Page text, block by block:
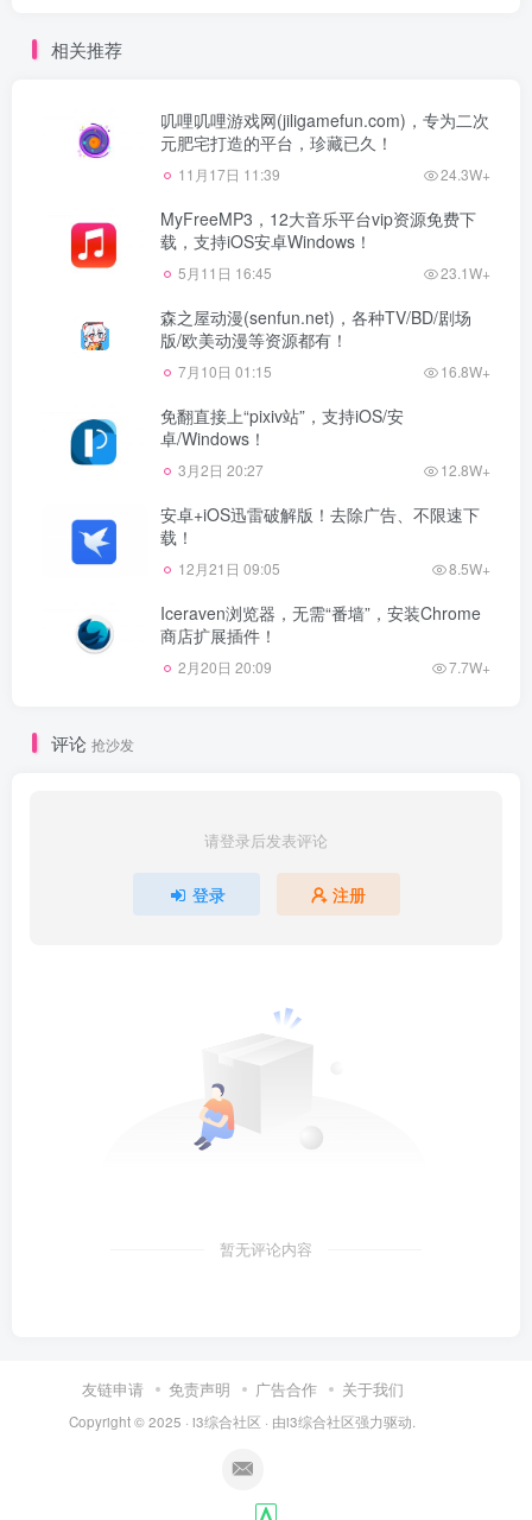
相关推荐
叽哩叽哩游戏网(jiligamefun.com)，专为二次
元肥宅打造的平台，珍藏已久！
11月17日 11:39 24.3W+
MyFreeMP3，12大音乐平台vip资源免费下
载，支持iOS安卓Windows！
5月11日 16:45 23.1W+
森之屋动漫(senfun.net)，各种TV/BD/剧场
版/欧美动漫等资源都有！
7月10日 01:15 16.8W+
免翻直接上“pixiv站”，支持iOS/安
卓/Windows！
3月2日 20:27 12.8W+
安卓+iOS迅雷破解版！去除广告、不限速下
载！
12月21日 09:05 8.5W+
Iceraven浏览器，无需“番墙”，安装Chrome
商店扩展插件！
2月20日 20:09 7.7W+
评论 抢沙发
请登录后发表评论
登录 注册
暂无评论内容
友链申请 免责声明 广告合作 关于我们
Copyright © 2025 · i3综合社区 · 由i3综合社区强力驱动.